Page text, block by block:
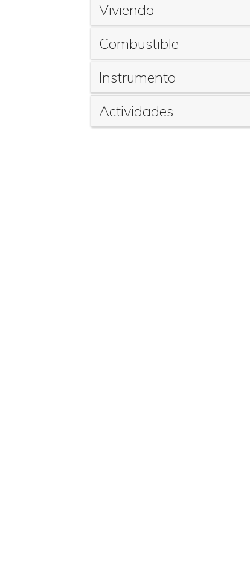
Vivienda
Combustible
Instrumento
Actividades